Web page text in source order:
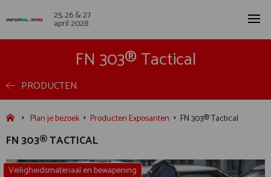
25, 26 & 27
april 2028
FN 303® Tactical
PRODUCTEN
Plan je bezoek Producten Exposanten FN 303® Tactical
FN 303® TACTICAL
Veiligheidsmateriaal en bewapening